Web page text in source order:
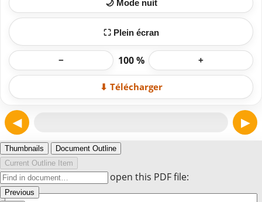
🌙 Mode nuit
⛶ Plein écran
− 100 % +
⬇ Télécharger
◀ ▶
Thumbnails
Document Outline
Current Outline Item
Previous
Enter the password to open this PDF file: